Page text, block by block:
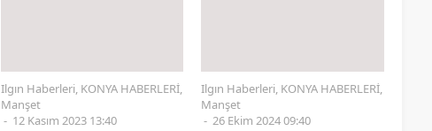
Ilgın Haberleri, KONYA HABERLERİ,
Manşet
12 Kasım 2023 13:40
Ilgın Haberleri, KONYA HABERLERİ,
Manşet
26 Ekim 2024 09:40